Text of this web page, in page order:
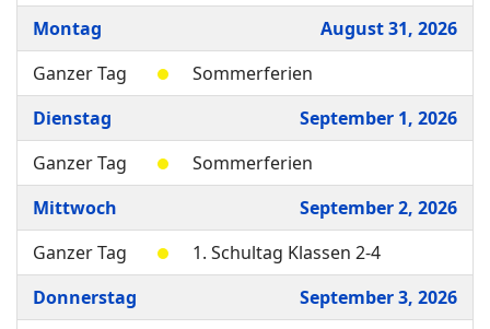
Montag
August 31, 2026
Ganzer Tag
Sommerferien
Dienstag
September 1, 2026
Ganzer Tag
Sommerferien
Mittwoch
September 2, 2026
Ganzer Tag
1. Schultag Klassen 2-4
Donnerstag
September 3, 2026